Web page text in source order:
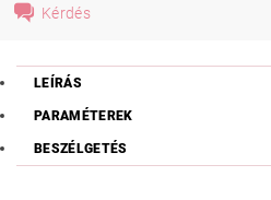
Kérdés
LEÍRÁS
PARAMÉTEREK
BESZÉLGETÉS